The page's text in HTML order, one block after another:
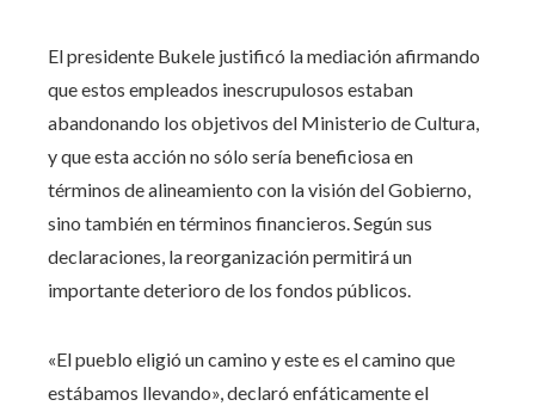
El presidente Bukele justificó la mediación afirmando
que estos empleados inescrupulosos estaban
abandonando los objetivos del Ministerio de Cultura,
y que esta acción no sólo sería beneficiosa en
términos de alineamiento con la visión del Gobierno,
sino también en términos financieros. Según sus
declaraciones, la reorganización permitirá un
importante deterioro de los fondos públicos.
«El pueblo eligió un camino y este es el camino que
estábamos llevando», declaró enfáticamente el